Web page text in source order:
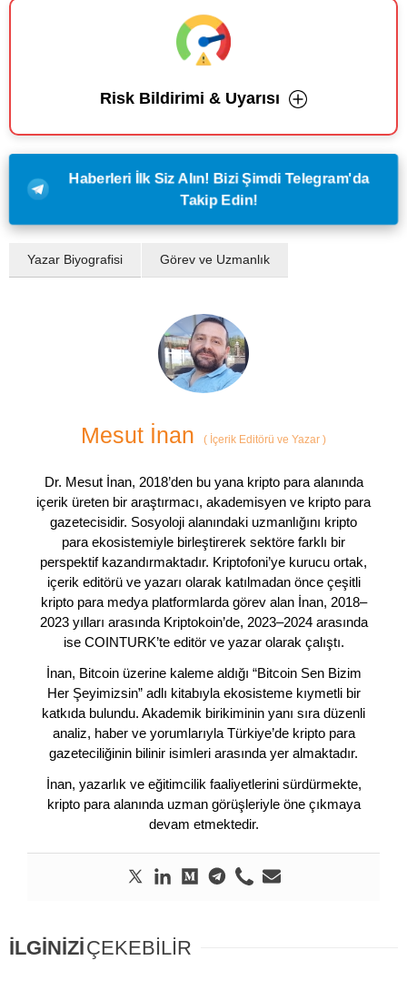
Risk Bildirimi & Uyarısı
Haberleri İlk Siz Alın! Bizi Şimdi Telegram'da
Takip Edin!
Yazar Biyografisi Görev ve Uzmanlık
Mesut İnan ( İçerik Editörü ve Yazar )
Dr. Mesut İnan, 2018’den bu yana kripto para alanında
içerik üreten bir araştırmacı, akademisyen ve kripto para
gazetecisidir. Sosyoloji alanındaki uzmanlığını kripto
para ekosistemiyle birleştirerek sektöre farklı bir
perspektif kazandırmaktadır. Kriptofoni’ye kurucu ortak,
içerik editörü ve yazarı olarak katılmadan önce çeşitli
kripto para medya platformlarda görev alan İnan, 2018–
2023 yılları arasında Kriptokoin’de, 2023–2024 arasında
ise COINTURK’te editör ve yazar olarak çalıştı.
İnan, Bitcoin üzerine kaleme aldığı “Bitcoin Sen Bizim
Her Şeyimizsin” adlı kitabıyla ekosisteme kıymetli bir
katkıda bulundu. Akademik birikiminin yanı sıra düzenli
analiz, haber ve yorumlarıyla Türkiye’de kripto para
gazeteciliğinin bilinir isimleri arasında yer almaktadır.
İnan, yazarlık ve eğitimcilik faaliyetlerini sürdürmekte,
kripto para alanında uzman görüşleriyle öne çıkmaya
devam etmektedir.
İLGİNİZİÇEKEBİLİR